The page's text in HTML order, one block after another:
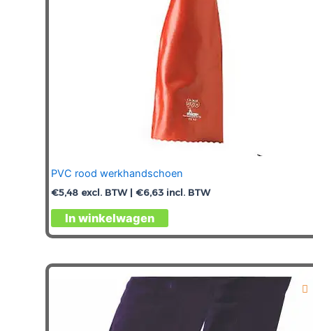
de
productpagina
PVC rood werkhandschoen
€5,48 excl. BTW | €6,63 incl. BTW
In winkelwagen
Dit
product
meerdere
variaties.